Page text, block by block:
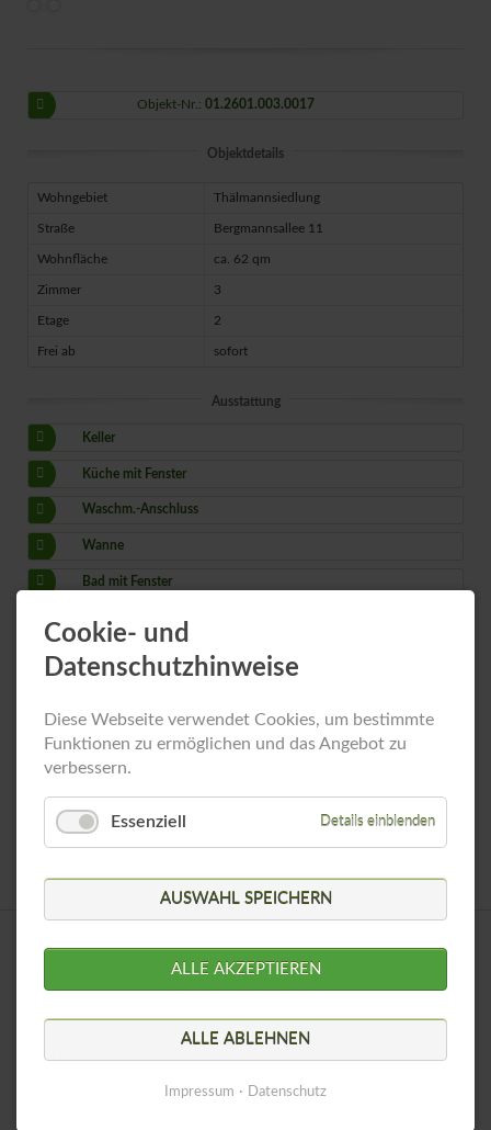
Objekt-Nr.:01.2601.003.0017
Objektdetails
Wohngebiet Thälmannsiedlung
Straße Bergmannsallee 11
Wohnfläche ca. 62 qm
Zimmer 3
Etage 2
Frei ab sofort
Ausstattung
Keller
Küche mit Fenster
Waschm.-Anschluss
Wanne
Bad mit Fenster
Grundmiete
Heizkosten
Gesamtmiete
EXPOSÉ ZUM DOWNLOAD
überspringen
Informationspflichten gemäß Artikel 13 DSGVO
© Copyright 2026. Wohnungsbaugesellschaft der Lutherstadt
Cookie- und
Datenschutzhinweise
Diese Webseite verwendet Cookies, um bestimmte
Funktionen zu ermöglichen und das Angebot zu
verbessern.
Essenziell Details einblenden
AUSWAHL SPEICHERN
ALLE AKZEPTIEREN
ALLE ABLEHNEN
Impressum Datenschutz